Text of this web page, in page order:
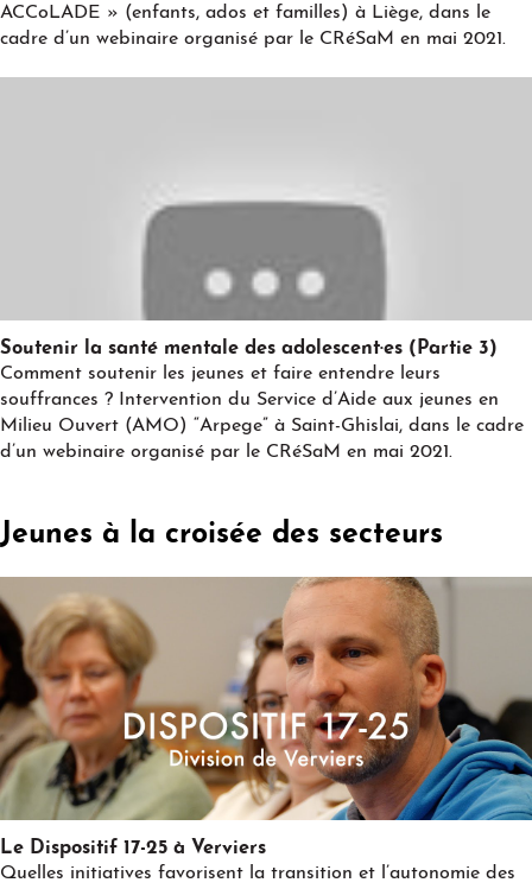
ACCoLADE » (enfants, ados et familles) à Liège, dans le
cadre d’un webinaire organisé par le CRéSaM en mai 2021.
Soutenir la santé mentale des adolescent·es (Partie 3)
Comment soutenir les jeunes et faire entendre leurs
souffrances ? Intervention du Service d’Aide aux jeunes en
Milieu Ouvert (AMO) “Arpege” à Saint-Ghislai, dans le cadre
d’un webinaire organisé par le CRéSaM en mai 2021.
Jeunes à la croisée des secteurs
Le Dispositif 17-25 à Verviers
Quelles initiatives favorisent la transition et l’autonomie des